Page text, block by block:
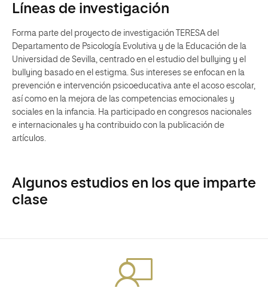
Líneas de investigación
Forma parte del proyecto de investigación TERESA del
Departamento de Psicología Evolutiva y de la Educación de la
Universidad de Sevilla, centrado en el estudio del bullying y el
bullying basado en el estigma. Sus intereses se enfocan en la
prevención e intervención psicoeducativa ante el acoso escolar,
así como en la mejora de las competencias emocionales y
sociales en la infancia. Ha participado en congresos nacionales
e internacionales y ha contribuido con la publicación de
artículos.
Algunos estudios en los que imparte
clase